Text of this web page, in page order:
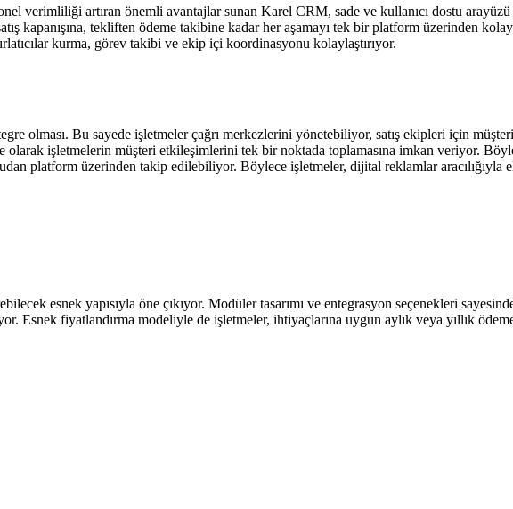
verimliliği artıran önemli avantajlar sunan Karel CRM, sade ve kullanıcı dostu
kapanışına, tekliften ödeme takibine kadar her aşamayı tek bir platform üzerinden
kurma, görev takibi ve ekip içi koordinasyonu kolaylaştırıyor.
olması. Bu sayede işletmeler çağrı merkezlerini yönetebiliyor, satış ekipleri için
olarak işletmelerin müşteri etkileşimlerini tek bir noktada toplamasına imkan veriyor.
platform üzerinden takip edilebiliyor. Böylece işletmeler, dijital reklamlar aracılığıyla
esnek yapısıyla öne çıkıyor. Modüler tasarımı ve entegrasyon seçenekleri
fiyatlandırma modeliyle de işletmeler, ihtiyaçlarına uygun aylık veya yıllık